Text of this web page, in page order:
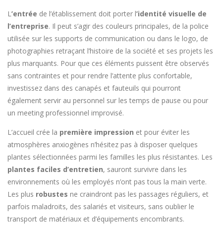
L ’entrée de l’établissement doit porter l’identité visuelle de
l’entreprise. Il peut s’agir des couleurs principales, de la police
utilisée sur les supports de communication ou dans le logo, de
photographies retraçant l’histoire de la société et ses projets les
plus marquants. Pour que ces éléments puissent être observés
sans contraintes et pour rendre l’attente plus confortable,
investissez dans des canapés et fauteuils qui pourront
également servir au personnel sur les temps de pause ou pour
un meeting professionnel improvisé.
L’accueil crée la première impression et pour éviter les
atmosphères anxiogènes n’hésitez pas à disposer quelques
plantes sélectionnées parmi les familles les plus résistantes. Les
plantes faciles d’entretien, sauront survivre dans les
environnements où les employés n’ont pas tous la main verte.
Les plus robustes ne craindront pas les passages réguliers, et
parfois maladroits, des salariés et visiteurs, sans oublier le
transport de matériaux et d’équipements encombrants.